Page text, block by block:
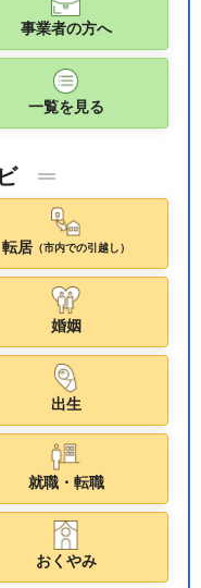
事業者の方へ
一覧を見る
転居（市内での引越し）
婚姻
出生
就職・転職
おくやみ